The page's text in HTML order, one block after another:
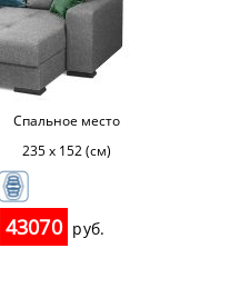
Спальное место
235 х 152 (см)
43070 руб.